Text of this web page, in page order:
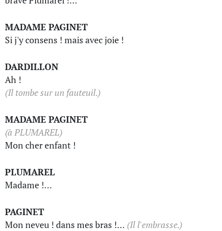
MADAME PAGINET
Si j'y consens ! mais avec joie !
DARDILLON
Ah !
(Il tombe sur un fauteuil.)
MADAME PAGINET
(à PLUMAREL)
Mon cher enfant !
PLUMAREL
Madame !…
PAGINET
Mon neveu ! dans mes bras !… (Il l'embrasse.)